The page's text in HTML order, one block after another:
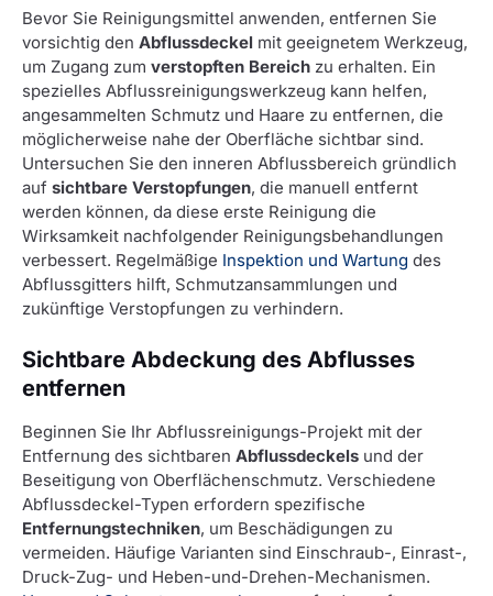
Bevor Sie Reinigungsmittel anwenden, entfernen Sie
vorsichtig den Abflussdeckel mit geeignetem Werkzeug,
um Zugang zum verstopften Bereich zu erhalten. Ein
spezielles Abflussreinigungswerkzeug kann helfen,
angesammelten Schmutz und Haare zu entfernen, die
möglicherweise nahe der Oberfläche sichtbar sind.
Untersuchen Sie den inneren Abflussbereich gründlich
auf sichtbare Verstopfungen, die manuell entfernt
werden können, da diese erste Reinigung die
Wirksamkeit nachfolgender Reinigungsbehandlungen
verbessert. Regelmäßige Inspektion und Wartung des
Abflussgitters hilft, Schmutzansammlungen und
zukünftige Verstopfungen zu verhindern.
Sichtbare Abdeckung des Abflusses
entfernen
Beginnen Sie Ihr Abflussreinigungs-Projekt mit der
Entfernung des sichtbaren Abflussdeckels und der
Beseitigung von Oberflächenschmutz. Verschiedene
Abflussdeckel-Typen erfordern spezifische
Entfernungstechniken, um Beschädigungen zu
vermeiden. Häufige Varianten sind Einschraub-, Einrast-,
Druck-Zug- und Heben-und-Drehen-Mechanismen.